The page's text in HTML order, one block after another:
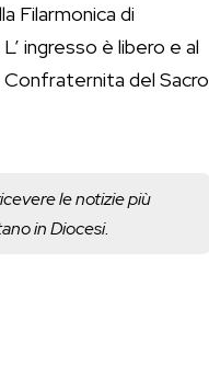
Filarmonica di
ingresso è libero e al
del Sacro
le notizie più
in Diocesi.